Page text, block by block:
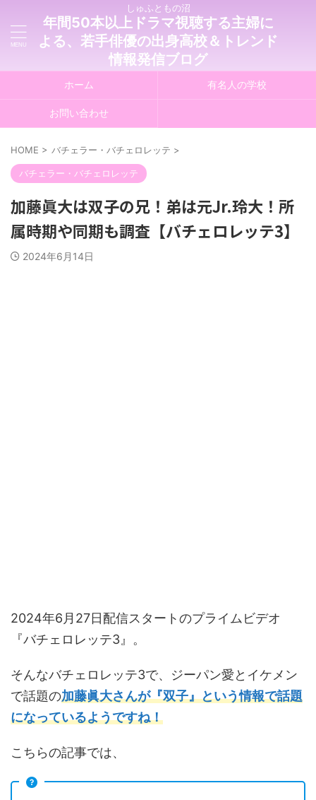
しゅふともの沼
年間50本以上ドラマ視聴する主婦に
よる、若手俳優の出身高校＆トレンド
情報発信ブログ
ホーム 有名人の学校
お問い合わせ
HOME > バチェラー・バチェロレッテ >
バチェラー・バチェロレッテ
加藤眞大は双子の兄！弟は元Jr.玲大！所
属時期や同期も調査【バチェロレッテ3】
2024年6月14日
2024年6月27日配信スタートのプライムビデオ
『バチェロレッテ3』。
そんなバチェロレッテ3で、ジーパン愛とイケメン
で話題の加藤眞大さんが『双子』という情報で話題
になっているようですね！
こちらの記事では、